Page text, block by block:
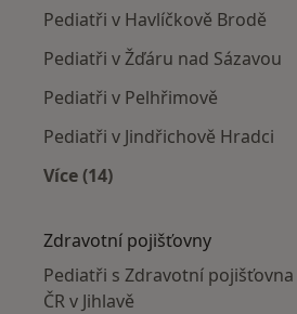
Pediatři v Havlíčkově Brodě
Pediatři v Žďáru nad Sázavou
Pediatři v Pelhřimově
Pediatři v Jindřichově Hradci
Více (14)
Zdravotní pojišťovny
Pediatři s Zdravotní
ČR v Jihlavě